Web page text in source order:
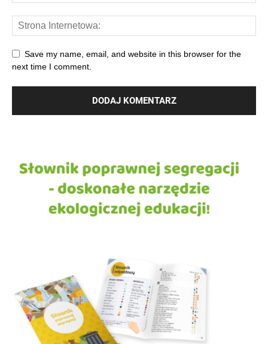
Save my name, email, and website in this browser for the
next time I comment.